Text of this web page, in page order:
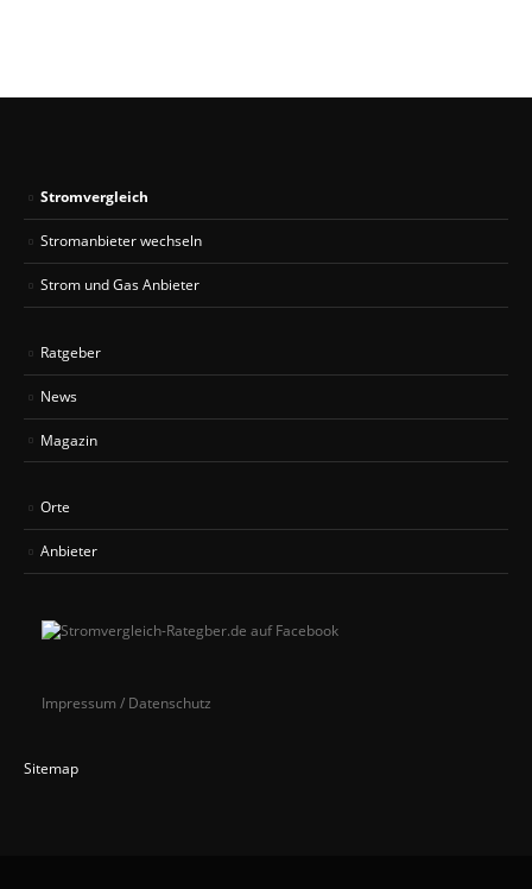
Stromvergleich
Stromanbieter wechseln
Strom und Gas Anbieter
Ratgeber
News
Magazin
Orte
Anbieter
Impressum / Datenschutz
Sitemap